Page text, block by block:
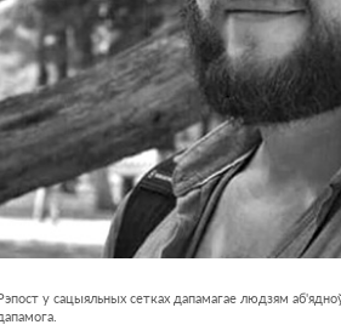
у сацыяльных сетках дапамагае людзям